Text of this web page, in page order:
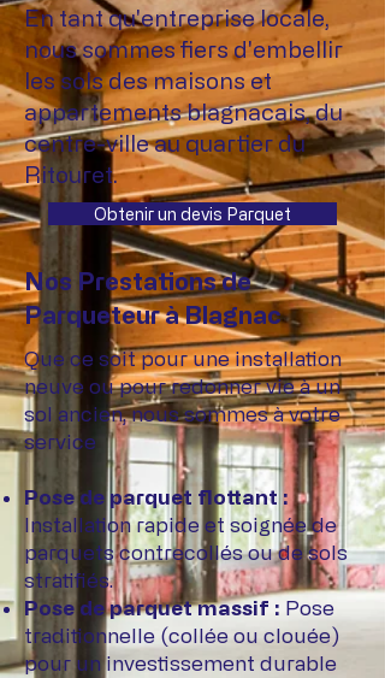
En tant qu'entreprise locale,
nous sommes fiers d'embellir
les sols des maisons et
appartements blagnacais, du
centre-ville au quartier du
Ritouret.
Obtenir un devis Parquet
Nos Prestations de
Parqueteur à Blagnac
Que ce soit pour une installation
neuve ou pour redonner vie à un
sol ancien, nous sommes à votre
service
Pose de parquet flottant :
Installation rapide et soignée de
parquets contrecollés ou de sols
stratifiés.
Pose de parquet massif : Pose
traditionnelle (collée ou clouée)
pour un investissement durable